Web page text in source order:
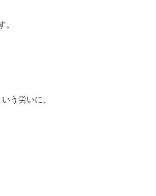
。
いう労いに、